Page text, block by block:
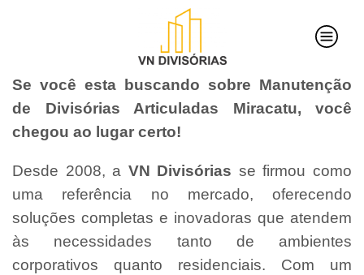
Se você esta buscando sobre Manutenção
de Divisórias Articuladas Miracatu, você
chegou ao lugar certo!
Desde 2008, a VN Divisórias se firmou como
uma referência no mercado, oferecendo
soluções completas e inovadoras que atendem
às necessidades tanto de ambientes
corporativos quanto residenciais. Com um